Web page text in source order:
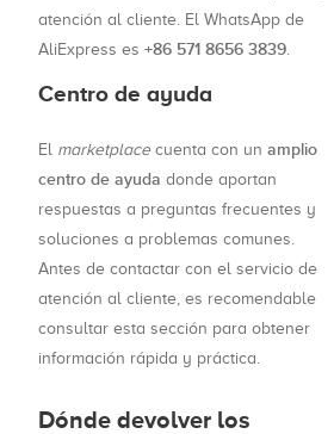
atención al cliente. El WhatsApp de
AliExpress es +86 571 8656 3839.
Centro de ayuda
El marketplacecuenta con un amplio
centro de ayuda donde aportan
respuestas a preguntas frecuentes y
soluciones a problemas comunes.
Antes de contactar con el servicio de
atención al cliente, es recomendable
consultar esta sección para obtener
información rápida y práctica.
Dónde devolver los